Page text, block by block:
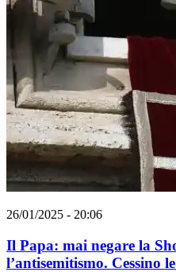
26/01/2025 - 20:06
Il Papa: mai negare la
l’antisemitismo. Cessino